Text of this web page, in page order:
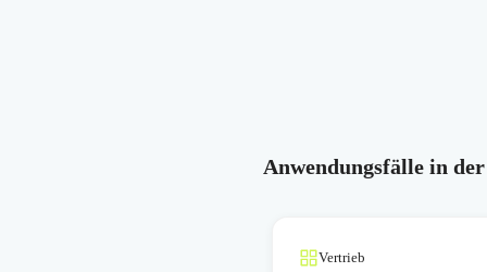
Anwendungsfälle in
Vertrieb